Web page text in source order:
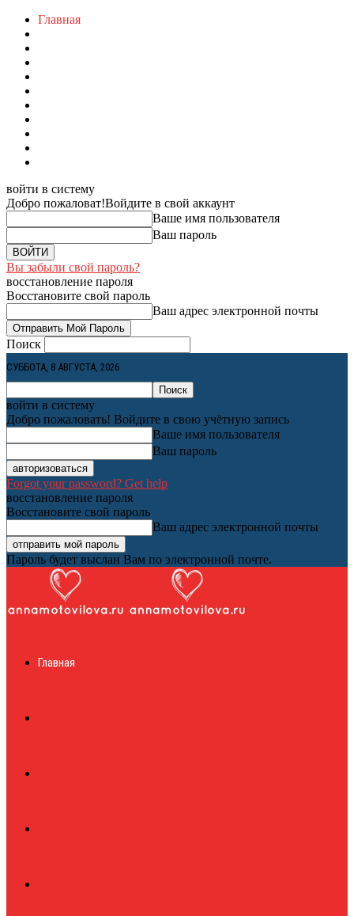
Главная
войти в систему
Добро пожаловат!Войдите в свой аккаунт
Ваше имя пользователя
Ваш пароль
Вы забыли свой пароль?
восстановление пароля
Восстановите свой пароль
Ваш адрес электронной почты
Поиск
СУББОТА, 8 АВГУСТА, 2026
войти в систему
Добро пожаловать! Войдите в свою учётную запись
Ваше имя пользователя
Ваш пароль
Forgot your password? Get help
восстановление пароля
Восстановите свой пароль
Ваш адрес электронной почты
Пароль будет выслан Вам по электронной почте.
журналГлавная